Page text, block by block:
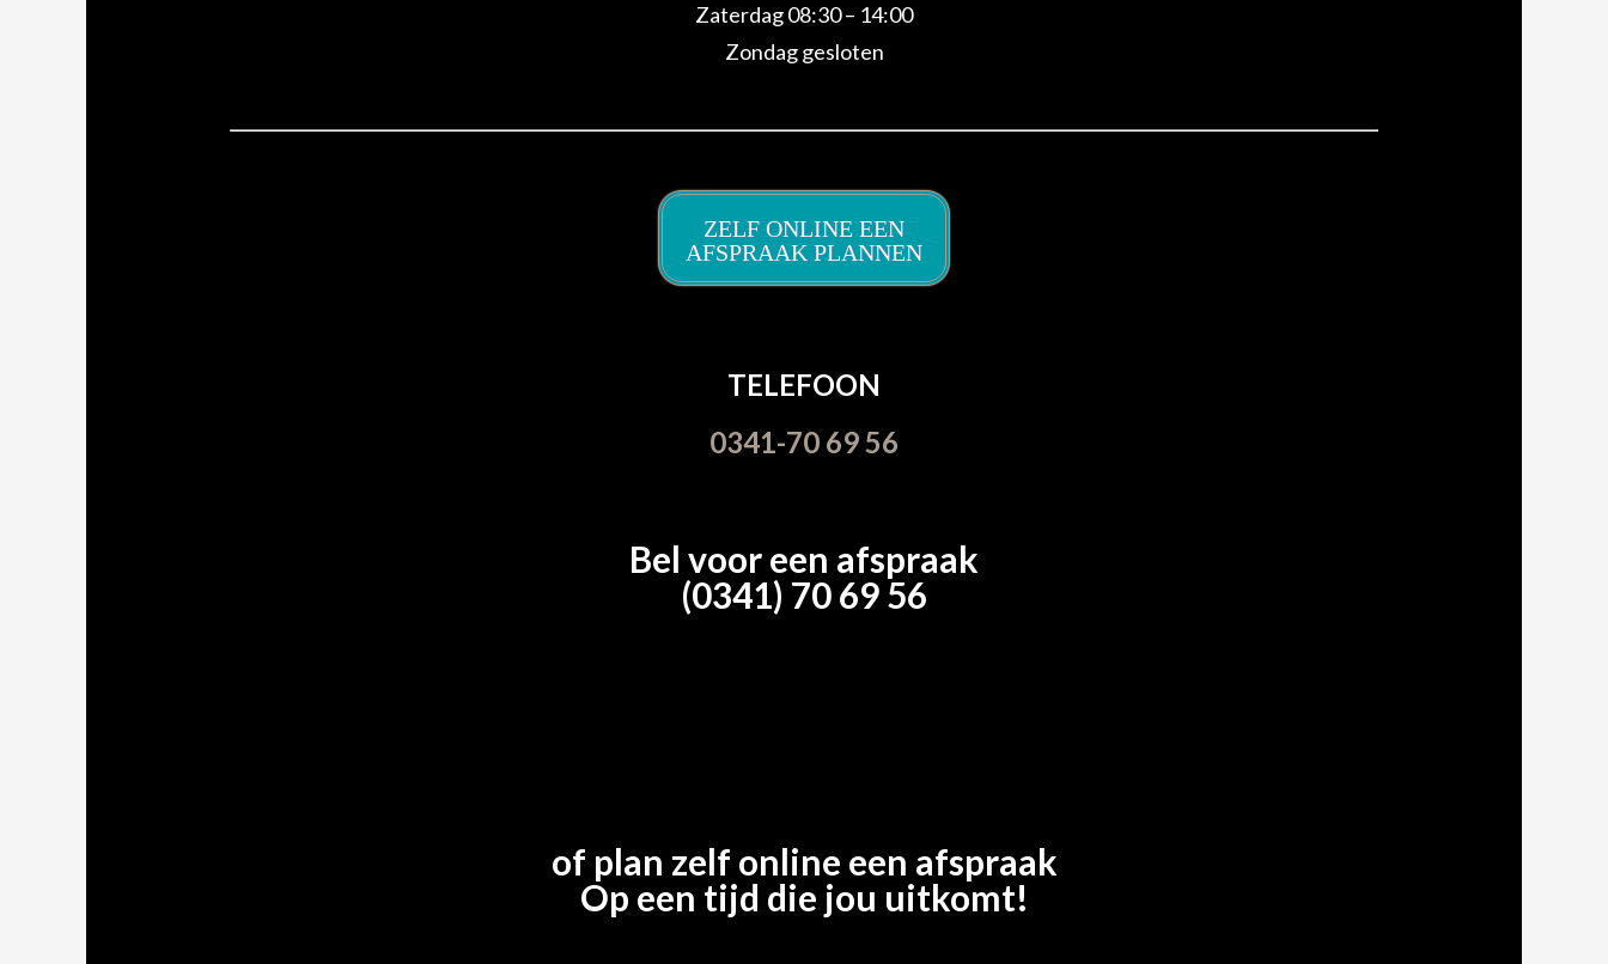
Zaterdag 08:30 – 14:00
Zondag gesloten
ZELF ONLINE EEN
AFSPRAAK PLANNEN
TELEFOON
0341-70 69 56
Bel voor een afspraak
(0341) 70 69 56
of plan zelf online een afspraak
Op een tijd die jou uitkomt!